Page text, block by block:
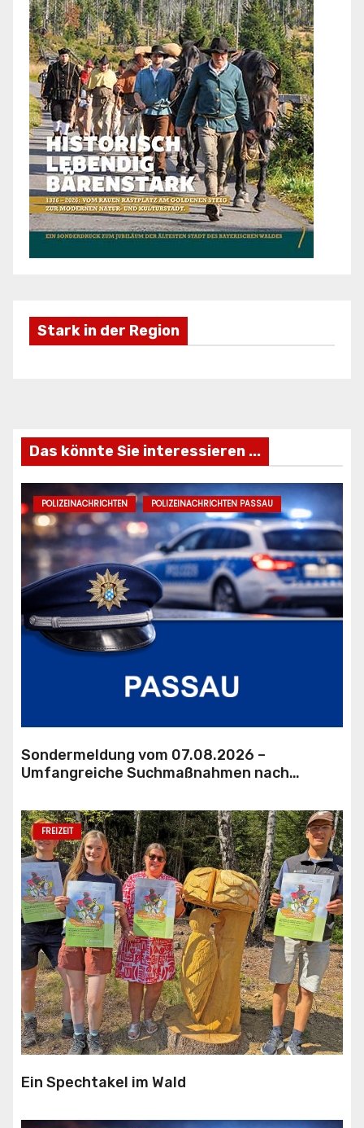
Stark in der Region
Das könnte Sie interessieren ...
POLIZEINACHRICHTEN POLIZEINACHRICHTEN PASSAU
Sondermeldung vom 07.08.2026 –
Umfangreiche Suchmaßnahmen nach
FREIZEIT
Ein Spechtakel im Wald